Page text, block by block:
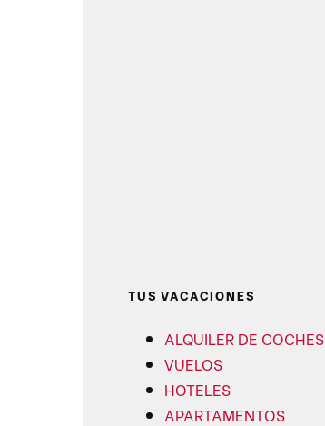
TUS VACACIONES
ALQUILER DE COCHES
VUELOS
HOTELES
APARTAMENTOS